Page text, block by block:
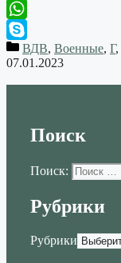
Viber
WhatsApp
Skype
ВДВ, Военные, Г,
07.01.2023
Поиск
Поиск:
Рубрики
Рубрики